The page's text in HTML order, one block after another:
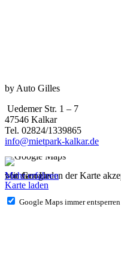
by Auto Gilles
Uedemer Str. 1 – 7
47546 Kalkar
Tel. 02824/1339865
info@mietpark-kalkar.de
Mit dem Laden der Karte akzeptieren Sie die Datenschutzerklärung von Google.
Mehr erfahren
Karte laden
Google Maps immer entsperren